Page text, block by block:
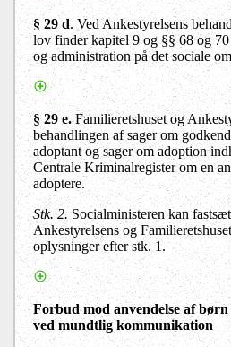
§ 29 d. Ved Ankestyrelsens
lov finder kapitel 9 og §§ 68 og
og administration på det sociale
§ 29 e. Familieretshuset og
behandlingen af sager om
adoptant og sager om adoption
Centrale Kriminalregister om en
adoptere.
Stk. 2. Socialministeren kan
Ankestyrelsens og
oplysninger efter stk. 1.
Forbud mod anvendelse af
ved mundtlig kommunikation